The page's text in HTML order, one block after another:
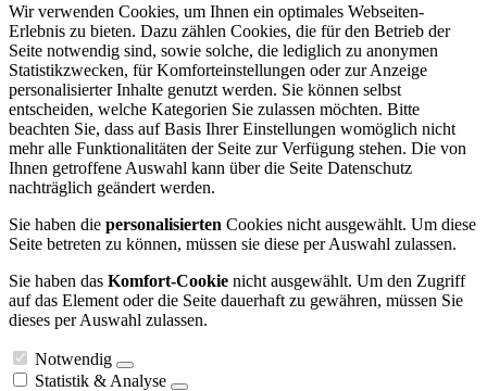
Wir verwenden Cookies, um Ihnen ein optimales Webseiten-
Erlebnis zu bieten. Dazu zählen Cookies, die für den Betrieb der
Seite notwendig sind, sowie solche, die lediglich zu anonymen
Statistikzwecken, für Komforteinstellungen oder zur Anzeige
personalisierter Inhalte genutzt werden. Sie können selbst
entscheiden, welche Kategorien Sie zulassen möchten. Bitte
beachten Sie, dass auf Basis Ihrer Einstellungen womöglich nicht
mehr alle Funktionalitäten der Seite zur Verfügung stehen. Die von
Ihnen getroffene Auswahl kann über die Seite Datenschutz
nachträglich geändert werden.
Sie haben die personalisierten Cookies nicht ausgewählt. Um diese
Seite betreten zu können, müssen sie diese per Auswahl zulassen.
Sie haben das Komfort-Cookie nicht ausgewählt. Um den Zugriff
auf das Element oder die Seite dauerhaft zu gewähren, müssen Sie
dieses per Auswahl zulassen.
Notwendig
Statistik & Analyse